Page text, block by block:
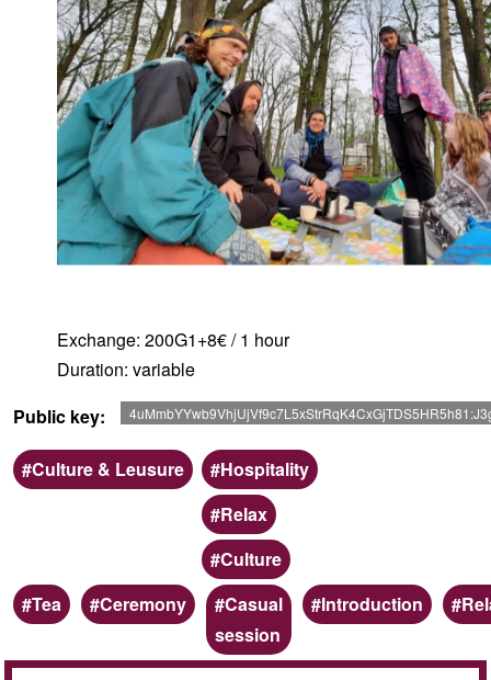
Exchange: 200G1+8€ / 1 hour
Duration: variable
Public key
Scope
Culture & Leusure Categoria
Hospitality
Relax
Culture
Keywords
Tea Ceremony
Casual
session
Introduction